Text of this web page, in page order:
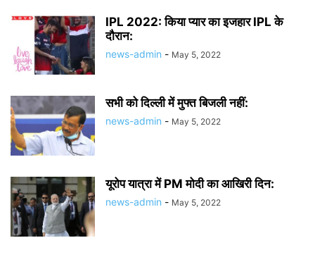
IPL 2022: किया प्यार का इजहार IPL के
दौरान:
news-admin - May 5, 2022
सभी को दिल्ली में मुफ्त बिजली नहीं:
news-admin - May 5, 2022
यूरोप यात्रा में PM मोदी का आखिरी दिन:
news-admin - May 5, 2022